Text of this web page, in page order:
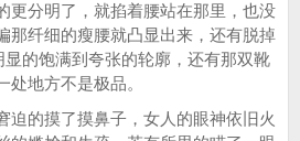
更分明了，就掐着腰站在那里，也没
那纤细的瘦腰就凸显出来，还有脱掉
的饱满到夸张的轮廓，还有那双靴
处地方不是极品。
迫的摸了摸鼻子，女人的眼神依旧火